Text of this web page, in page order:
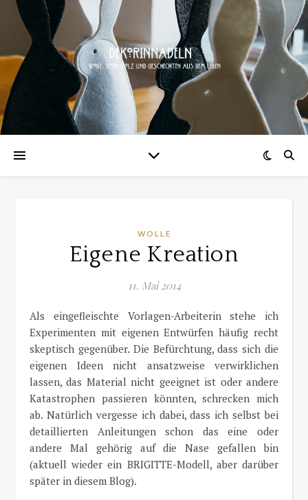
WOLLE
Eigene Kreation
11. Mai 2014
Als eingefleischte Vorlagen-Arbeiterin stehe ich
Experimenten mit eigenen Entwürfen häufig recht
skeptisch gegenüber. Die Befürchtung, dass sich die
eigenen Ideen nicht ansatzweise verwirklichen
lassen, das Material nicht geeignet ist oder andere
Katastrophen passieren könnten, schrecken mich
ab. Natürlich vergesse ich dabei, dass ich selbst bei
detaillierten Anleitungen schon das eine oder
andere Mal gehörig auf die Nase gefallen bin
(aktuell wieder ein BRIGITTE-Modell, aber darüber
später in diesem Blog).